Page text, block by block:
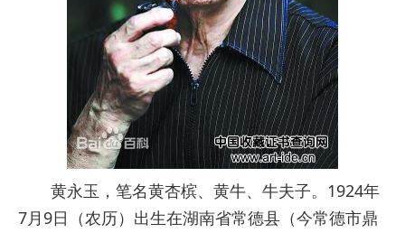
黄永玉，笔名黄杏槟、黄牛、牛夫子。1924年
7月9日（农历）出生在湖南省常德县（今常德市鼎